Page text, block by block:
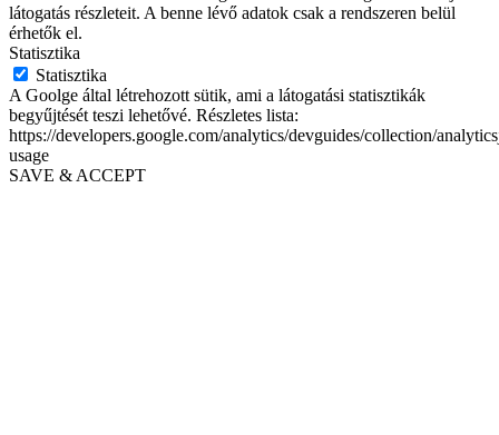
látogatás részleteit. A benne lévő adatok csak a rendszeren belül
érhetők el.
Statisztika
Statisztika
A Goolge által létrehozott sütik, ami a látogatási statisztikák
begyűjtését teszi lehetővé. Részletes lista:
https://developers.google.com/analytics/devguides/collection/
usage
SAVE & ACCEPT